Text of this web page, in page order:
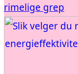
rimelige grep